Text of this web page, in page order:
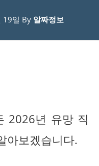
19일 By 알짜정보
2026년 유망 직
아보겠습니다.